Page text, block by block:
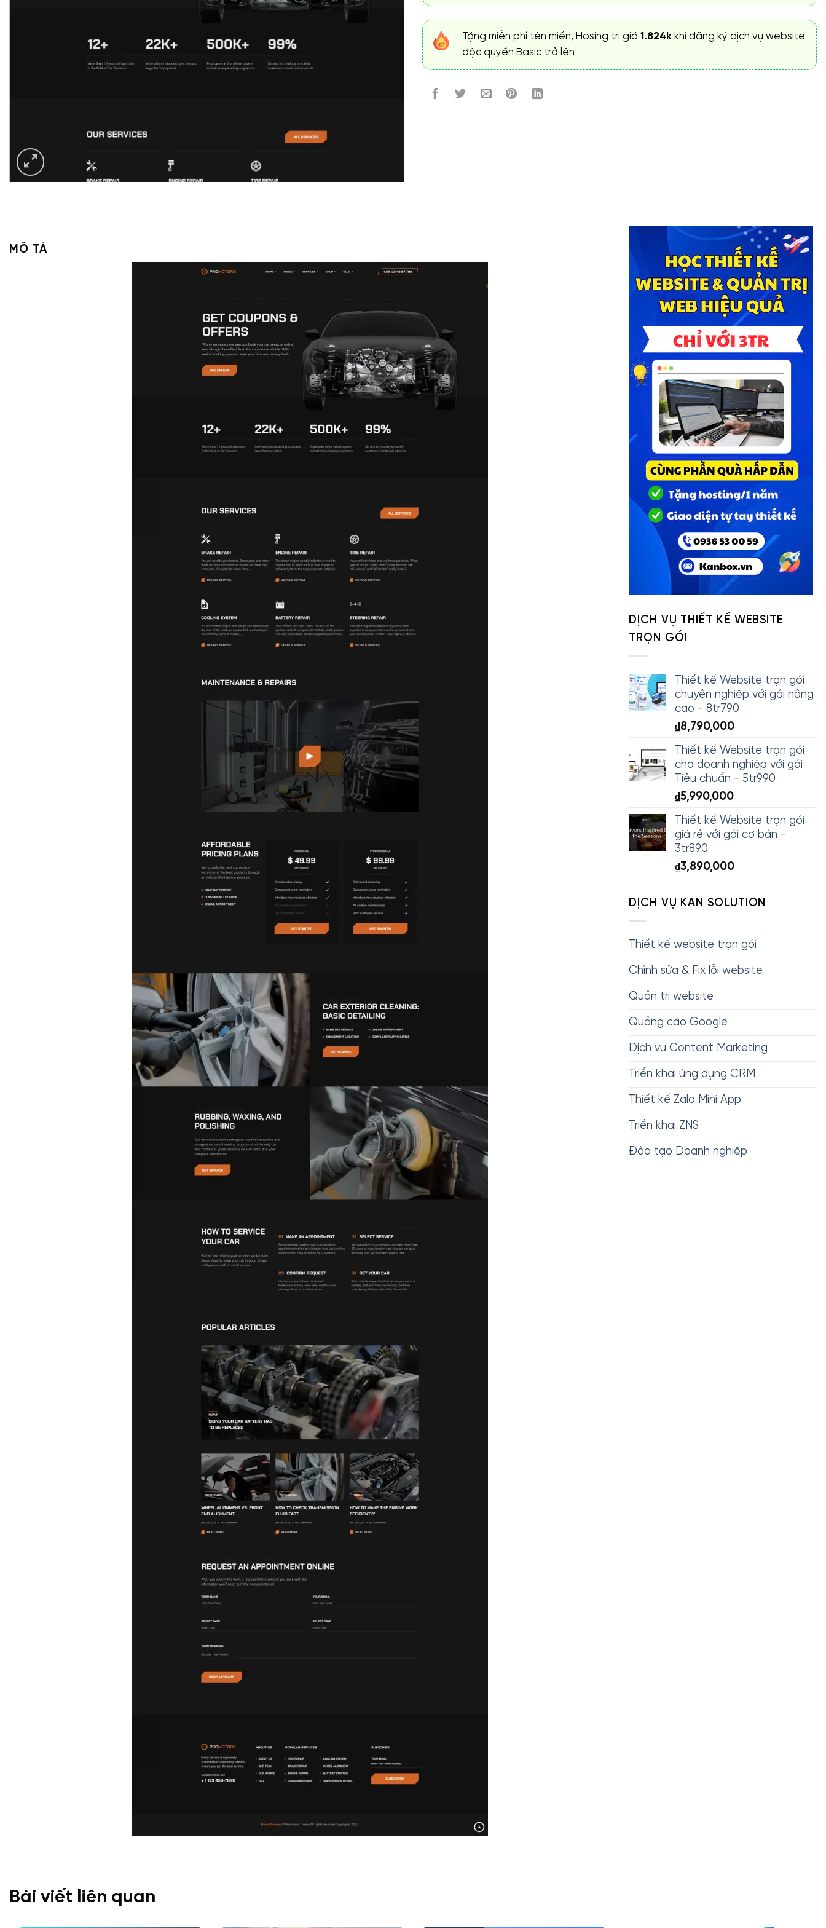
Tặng miễn phí tên miền, Hosing trị giá1.824k khi đăng ký dịch vụ website
độc quyền Basic trở lên
MÔ TẢ
DỊCH VỤ THIẾT KẾ WEBSITE
TRỌN GÓI
Thiết kế Website trọn gói
chuyên nghiệp với gói nâng
cao - 8tr790
₫8,790,000
Thiết kế Website trọn gói
cho doanh nghiệp với gói
Tiêu chuẩn - 5tr990
₫5,990,000
Thiết kế Website trọn gói
giá rẻ với gói cơ bản -
3tr890
₫3,890,000
DỊCH VỤ KAN SOLUTION
Thiết kế website trọn gói
Chỉnh sửa & Fix lỗi website
Quản trị website
Quảng cáo Google
Dịch vụ Content Marketing
Triển khai ứng dụng CRM
Thiết kế Zalo Mini App
Triển khai ZNS
Đào tạo Doanh nghiệp
Bài viết liên quan